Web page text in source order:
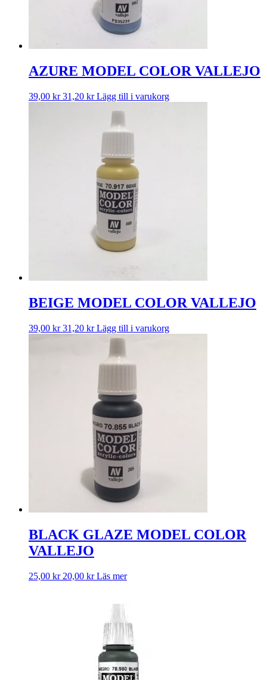
AZURE MODEL COLOR VALLEJO
39,00 kr 31,20 kr Lägg till i varukorg
BEIGE MODEL COLOR VALLEJO
39,00 kr 31,20 kr Lägg till i varukorg
BLACK GLAZE MODEL COLOR
VALLEJO
25,00 kr 20,00 kr Läs mer